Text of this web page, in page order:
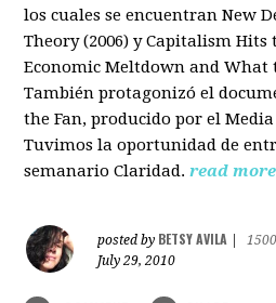
los cuales se encuentran New
Theory (2006) y Capitalism Hits
Economic Meltdown and What
También protagonizó el
the Fan, producido por el
Tuvimos la oportunidad de
semanario Claridad. read more
posted by BETSY AVILA
July 29, 2010